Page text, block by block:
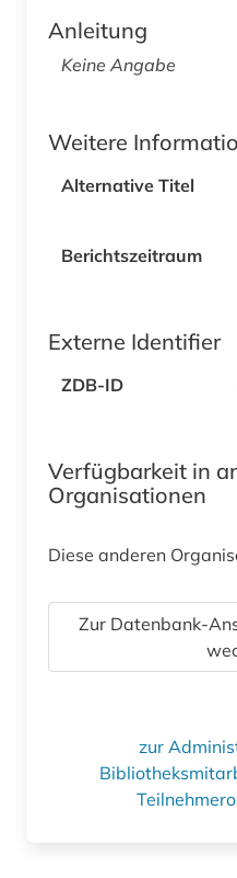
Anleitung
Keine Angabe
Weitere
Alternative Titel
Berichtszeitraum
Externe Identifier
ZDB-ID
Verfügbarkeit in
Organisationen
Diese anderen
Zur Datenbank-
zur